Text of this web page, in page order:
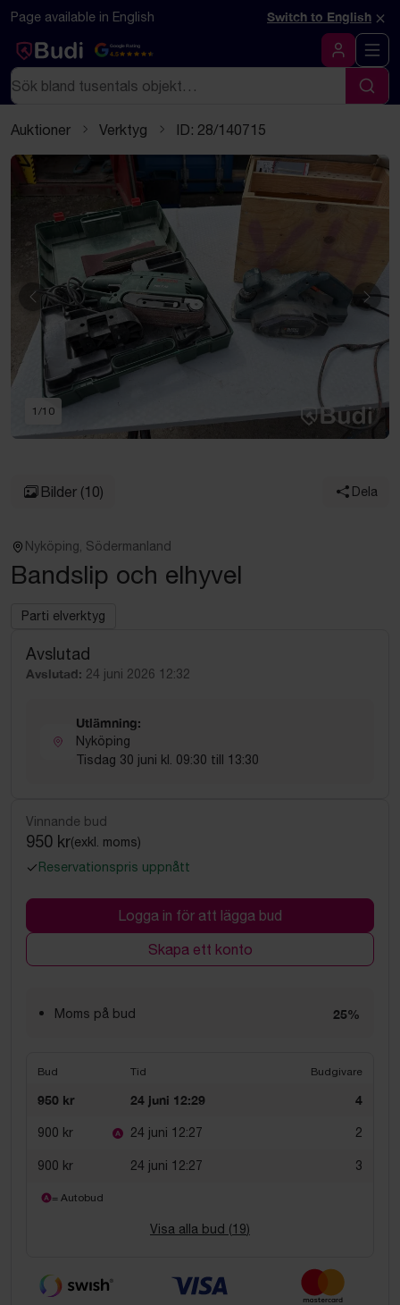
Hoppa till innehåll
Textbaserad (markdown) version av denna sida
Page available in English Switch to English ×
Google Rating
4.5
Logga in
Sök
Sök
Auktioner Verktyg ID: 28/140715
Föregående
1 /10
Bilder (10) Dela
Nyköping, Södermanland
Bandslip och elhyvel
Parti elverktyg
Avslutad
Avslutad: 24 juni 2026 12:32
Utlämning:
Nyköping
Tisdag 30 juni kl. 09:30 till 13:30
Vinnande bud
950 kr(exkl. moms)
Reservationspris uppnått
Logga in för att lägga bud
Skapa ett konto
Moms på bud 25%
Bud Tid Budgivare
950 kr 24 juni 12:29 4
900 kr 24 juni 12:27 2
900 kr 24 juni 12:27 3
= Autobud
Visa alla bud (19)